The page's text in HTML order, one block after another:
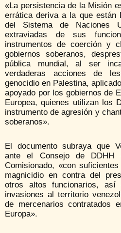
«La persistencia de la Misión
errática deriva a la que están
del Sistema de Naciones
extraviadas de sus
instrumentos de coerción y
gobiernos soberanos,
pública mundial, al ser
verdaderas acciones de
genocidio en Palestina,
apoyado por los gobiernos de
Europea, quienes utilizan los
instrumento de agresión y
soberanos».
El documento subraya que
ante el Consejo de
Comisionado, «con
magnicidio en contra del
otros altos funcionarios,
invasiones al territorio
de mercenarios contratados
Europa».